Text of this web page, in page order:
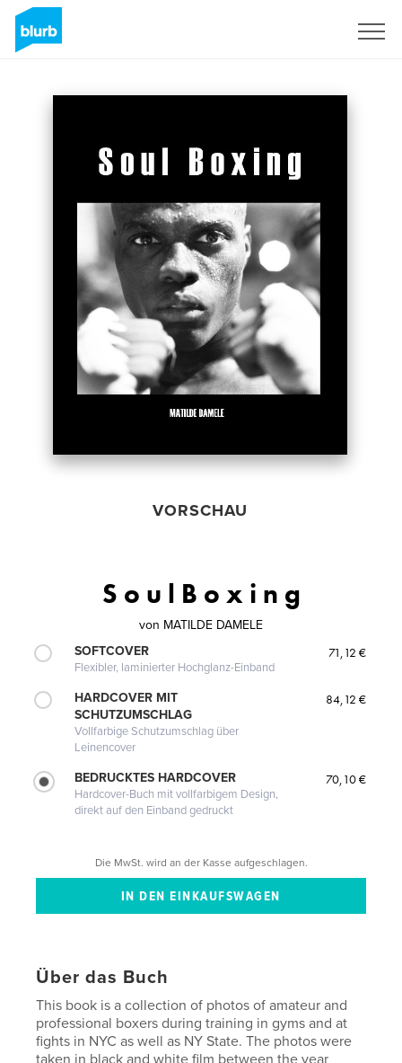
VORSCHAU
S o u l B o x i n g
von MATILDE DAMELE
SOFTCOVER
Flexibler, laminierter Hochglanz-Einband
71,12 €
HARDCOVER MIT
SCHUTZUMSCHLAG
Vollfarbige Schutzumschlag über
Leinencover
84,12 €
BEDRUCKTES HARDCOVER
Hardcover-Buch mit vollfarbigem Design,
direkt auf den Einband gedruckt
70,10 €
Die MwSt. wird an der Kasse aufgeschlagen.
Über das Buch
This book is a collection of photos of amateur and
professional boxers during training in gyms and at
fights in NYC as well as NY State. The photos were
taken in black and white film between the year